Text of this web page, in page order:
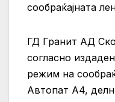
сообраќајната
ГД Гранит АД
согласно
режим на
Aвтопат А4,